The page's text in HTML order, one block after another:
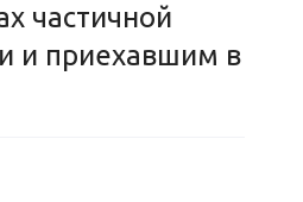
частичной
и приехавшим в